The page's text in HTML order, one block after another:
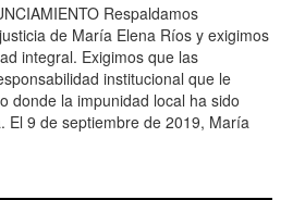
Respaldamos
de María Elena Ríos y exigimos
integral. Exigimos que las
institucional que le
donde la impunidad local ha sido
El 9 de septiembre de 2019, María